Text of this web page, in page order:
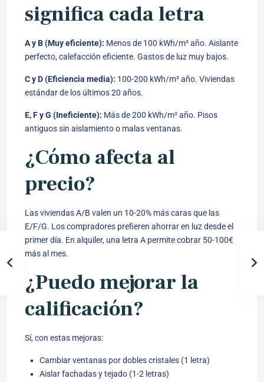
significa cada letra
A y B (Muy eficiente): Menos de 100 kWh/m² año. Aislante
perfecto, calefacción eficiente. Gastos de luz muy bajos.
C y D (Eficiencia media): 100-200 kWh/m² año. Viviendas
estándar de los últimos 20 años.
E, F y G (Ineficiente): Más de 200 kWh/m² año. Pisos
antiguos sin aislamiento o malas ventanas.
¿Cómo afecta al
precio?
Las viviendas A/B valen un 10-20% más caras que las
E/F/G. Los compradores prefieren ahorrar en luz desde el
primer día. En alquiler, una letra A permite cobrar 50-100€
más al mes.
¿Puedo mejorar la
calificación?
Sí, con estas mejoras:
Cambiar ventanas por dobles cristales (1 letra)
Aislar fachadas y tejado (1-2 letras)